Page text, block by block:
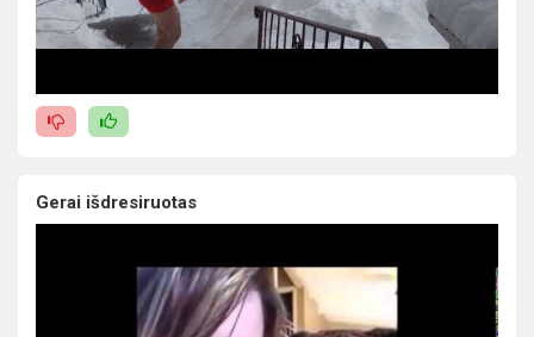
Gerai išdresiruotas